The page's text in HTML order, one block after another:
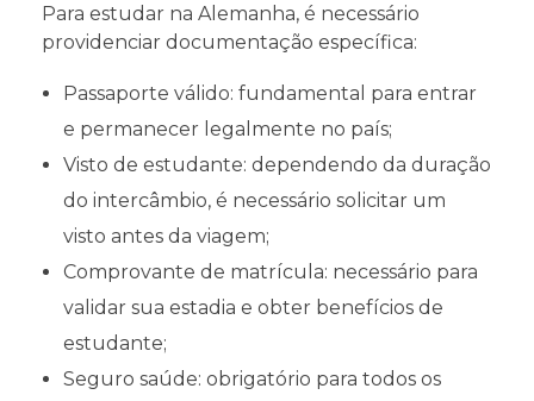
Para estudar na Alemanha, é necessário
providenciar documentação específica:
Passaporte válido: fundamental para entrar
e permanecer legalmente no país;
Visto de estudante: dependendo da duração
do intercâmbio, é necessário solicitar um
visto antes da viagem;
Comprovante de matrícula: necessário para
validar sua estadia e obter benefícios de
estudante;
Seguro saúde: obrigatório para todos os